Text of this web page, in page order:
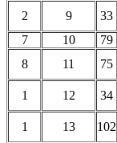
2 9 33
7
10 79
8
11 75
1 12 34
1 13 102